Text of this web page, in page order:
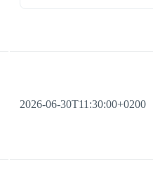
2026-06-30T11:30:00+0200